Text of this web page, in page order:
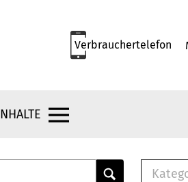
Verbrauchertelefon